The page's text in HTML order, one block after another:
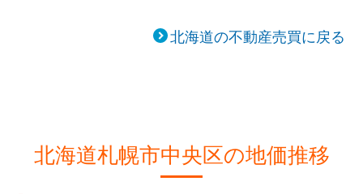
北海道の不動産売買に戻る
北海道札幌市中央区の地価推移